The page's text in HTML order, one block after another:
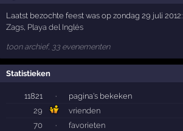
Laatst bezochte feest was op zondag 29 juli 2012:
Zags Playa del Inglés
toon archief, 33 evenementen
Statistieken
11821 ·
pagina's bekeken
29
vrienden
70
·
favorieten